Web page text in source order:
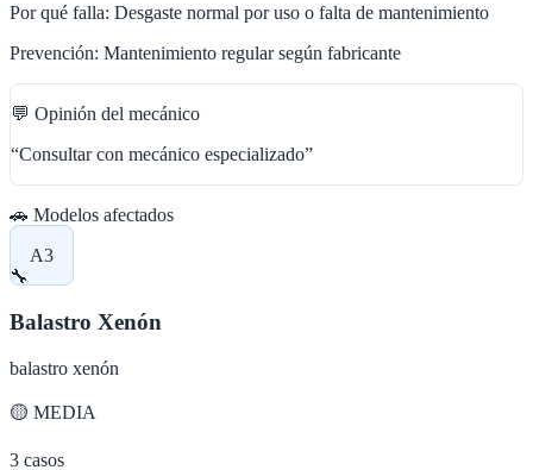
Por qué falla: Desgaste normal por uso o falta de mantenimiento
Prevención: Mantenimiento regular según fabricante
💬 Opinión del mecánico
“Consultar con mecánico especializado”
🚗 Modelos afectados
A3
🔧
Balastro Xenón
balastro xenón
🟡 MEDIA
3 casos